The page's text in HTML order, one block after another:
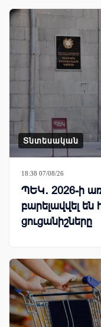
Տնտեսական
18:38 07/08/26
ՊԵԿ․ 2026-ի
բարելավվել
ցուցանիշները